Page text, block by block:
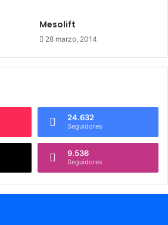
Mesolift
28 marzo, 2014
24.632
Seguidores
9.536
Seguidores